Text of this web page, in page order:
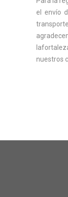
el envío
nuestros